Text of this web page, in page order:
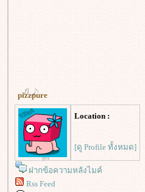
pizzpure
Location :
[ดู Profile ทั้งหมด]
ฝากข้อความหลังไมค์
Rss Feed